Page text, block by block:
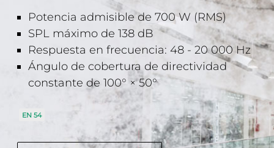
Potencia admisible de 700 W (RMS)
SPL máximo de 138 dB
Respuesta en frecuencia: 48 - 20 000 Hz
Ángulo de cobertura de directividad
constante de 100° × 50°
EN 54